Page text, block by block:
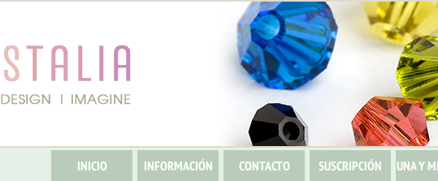
INICIO INFORMACIÓN CONTACTO SUSCRIPCIÓN UNA Y